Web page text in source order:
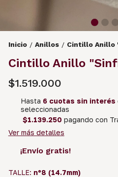
Inicio / Anillos / Cintillo Anillo
Cintillo Anillo
$1.519.000
Hasta 6 cuotas sin interés
seleccionadas
$1.139.250 pagando con
Ver más detalles
¡Envío gratis!
TALLE: nº8 (14.7mm)